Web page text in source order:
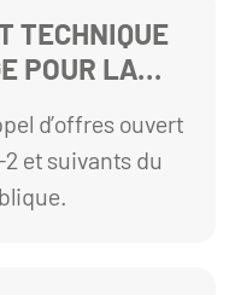
TECHNIQUE
POUR LA
CEZEAUX
d’offres ouvert
2 et suivants du